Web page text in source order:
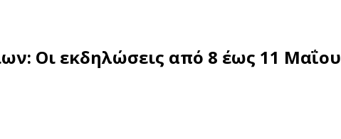
Οι εκδηλώσεις από 8 έως 11 Μαΐου